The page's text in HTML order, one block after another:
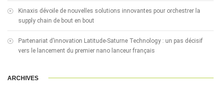
Kinaxis dévoile de nouvelles solutions innovantes pour orchestrer la
supply chain de bout en bout
Partenariat d’innovation Latitude-Saturne Technology : un pas décisif
vers le lancement du premier nano lanceur français
ARCHIVES